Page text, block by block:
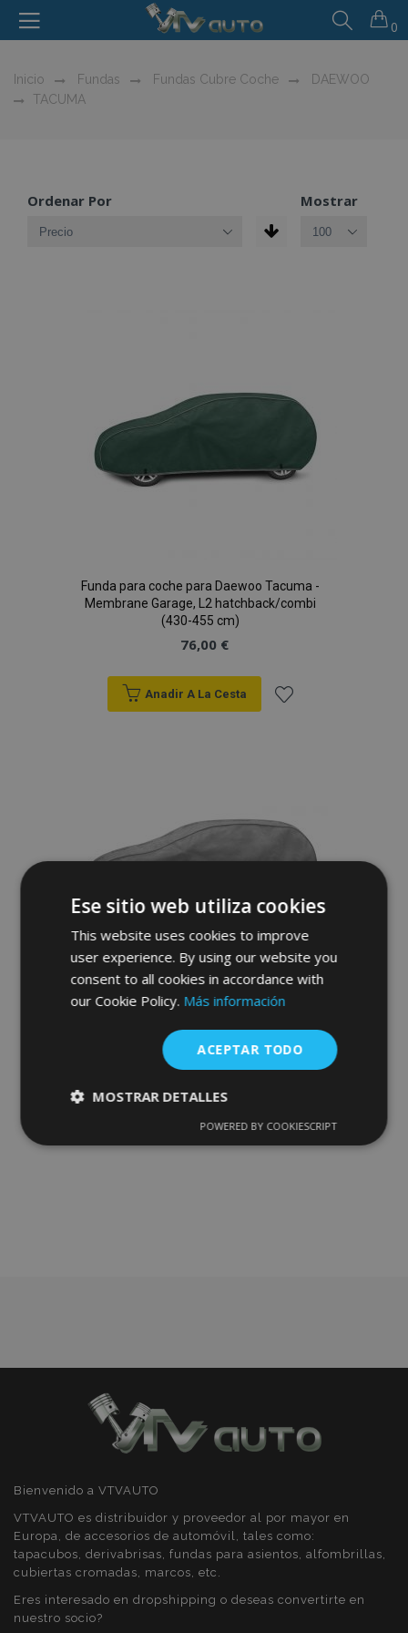
0
Inicio Fundas Fundas Cubre Coche
DAEWOO
TACUMA
Ordenar Por Mostrar
Funda para coche para Daewoo Tacuma -
Membrane Garage, L2 hatchback/combi
(430-455 cm)
76,00 €
Anadir A La Cesta
de
Funda para coche MOBILE GARAGE
hatchback/kombi Daewoo Tacuma 430-
79,00 €
Anadir A La Cesta
Añadir
Bienvenido a VTVAUTO
VTVAUTO es distribuidor y proveedor al por mayor en
Europa, de accesorios de automóvil, tales como:
tapacubos, derivabrisas, fundas para asientos, alfombrillas,
cubiertas cromadas, marcos, etc.
Eres interesado en dropshipping o deseas convertirte en
nuestro socio?
Ese sitio web utiliza cookies
This website uses cookies to improve
user experience. By using our website you
consent to all cookies in accordance with
our Cookie Policy. Más información
ACEPTAR TODO
MOSTRAR DETALLES
estrictamente
Cookies de
rendimiento
Cookies de rendimiento
Cookies de preferencias
Cookies de funcionalidad
Strictly necessary cookies allow core website
management. The website cannot be used
properly without strictly necessary cookies.
Nombre
Proveedor/
recently_viewed_product
Adobe Inc.
POWERED BY COOKIESCRIPT